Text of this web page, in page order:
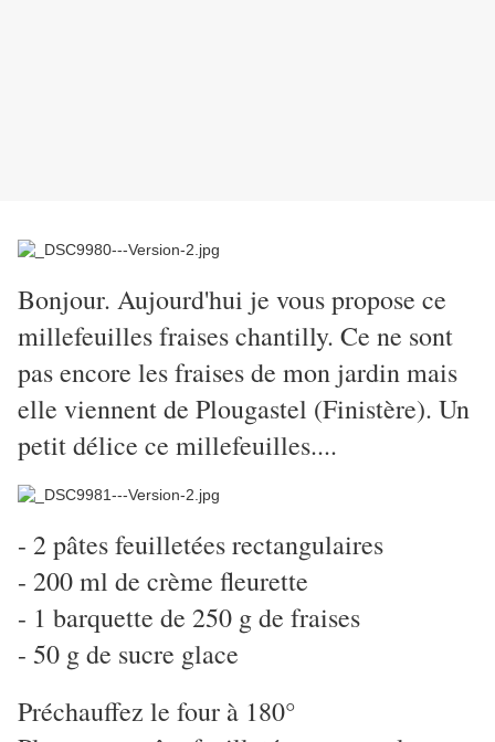
Bonjour. Aujourd'hui je vous propose ce
millefeuilles fraises chantilly. Ce ne sont
pas encore les fraises de mon jardin mais
elle viennent de Plougastel (Finistère). Un
petit délice ce millefeuilles....
- 2 pâtes feuilletées rectangulaires
- 200 ml de crème fleurette
- 1 barquette de 250 g de fraises
- 50 g de sucre glace
Préchauffez le four à 180°